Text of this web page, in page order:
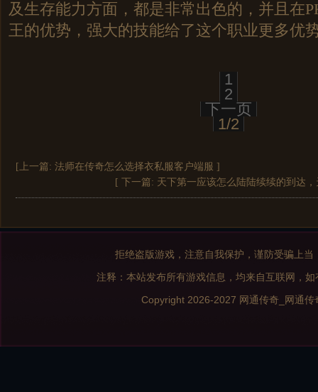
及生存能力方面，都是非常出色的，并且在
王的优势，强大的技能给了这个职业更多优
1
2
下一页
1/2
[上一篇: 法师在传奇怎么选择衣私服客户端服 ]
[ 下一篇: 天下第一应该怎么陆陆续续的到达
拒绝盗版游戏，注意自我保护，谨防受骗上
注释：本站发布所有游戏信息，均来自互联网，
Copyright 2026-2027 网通传奇_网通